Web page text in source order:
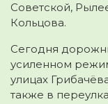
Советской,
Кольцова.
Сегодня
усиленном
улицах
также в